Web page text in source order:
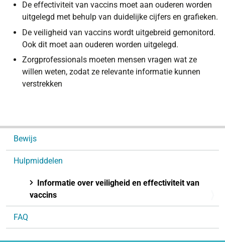
De effectiviteit van vaccins moet aan ouderen worden
uitgelegd met behulp van duidelijke cijfers en grafieken.
De veiligheid van vaccins wordt uitgebreid gemonitord.
Ook dit moet aan ouderen worden uitgelegd.
Zorgprofessionals moeten mensen vragen wat ze
willen weten, zodat ze relevante informatie kunnen
verstrekken
t
e
Bewijs
Hulpmiddelen
Informatie over veiligheid en effectiviteit van
vaccins
FAQ